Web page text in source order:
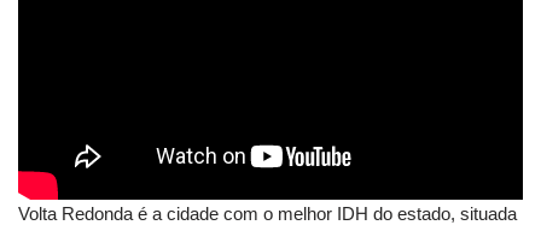
Volta Redonda é a cidade com o melhor IDH do estado, situada